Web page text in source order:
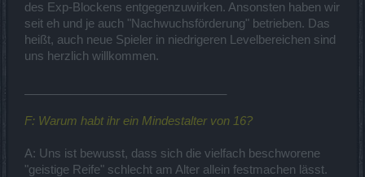
des Exp-Blockens entgegenzuwirken. Ansonsten haben wir
seit eh und je auch "Nachwuchsförderung" betrieben. Das
heißt, auch neue Spieler in niedrigeren Levelbereichen sind
uns herzlich willkommen.
F: Warum habt ihr ein Mindestalter von 16?
A: Uns ist bewusst, dass sich die vielfach beschworene
"geistige Reife" schlecht am Alter allein festmachen lässt.